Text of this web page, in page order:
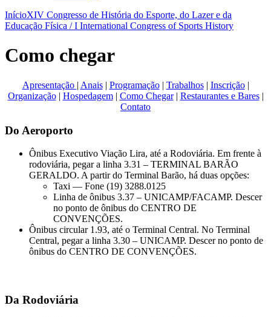
InícioXIV Congresso de História do Esporte, do Lazer e da
Educação Física / I International Congress of Sports History
Como chegar
Apresentação | Anais| Programação| Trabalhos| Inscrição|
Organização| Hospedagem| Como Chegar| Restaurantes e Bares|
Contato
Do Aeroporto
Ônibus Executivo Viação Lira, até a Rodoviária. Em frente à
rodoviária, pegar a linha 3.31 – TERMINAL BARÃO
GERALDO. A partir do Terminal Barão, há duas opções:
Taxi — Fone (19) 3288.0125
Linha de ônibus 3.37 – UNICAMP/FACAMP. Descer
no ponto de ônibus do CENTRO DE
CONVENÇÕES.
Ônibus circular 1.93, até o Terminal Central. No Terminal
Central, pegar a linha 3.30 – UNICAMP. Descer no ponto de
ônibus do CENTRO DE CONVENÇÕES.
Da Rodoviária